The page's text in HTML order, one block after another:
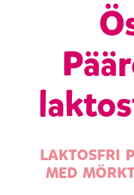
LAKTOSFRI
MED